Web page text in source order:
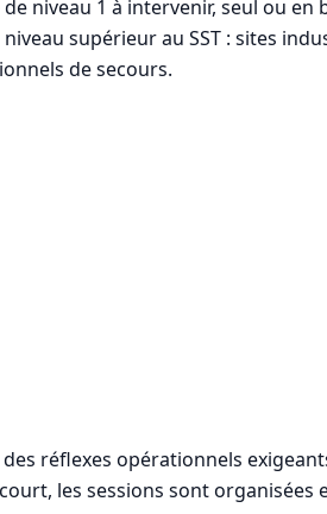
niveau 1 à intervenir, seul ou en
supérieur au SST : sites
de secours.
réflexes opérationnels
les sessions sont